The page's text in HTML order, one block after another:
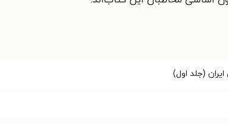
(جلد اول)